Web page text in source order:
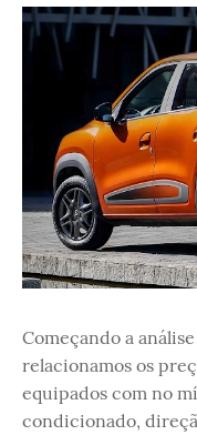
Começando a
relacionamos os
equipados com no
condicionado,